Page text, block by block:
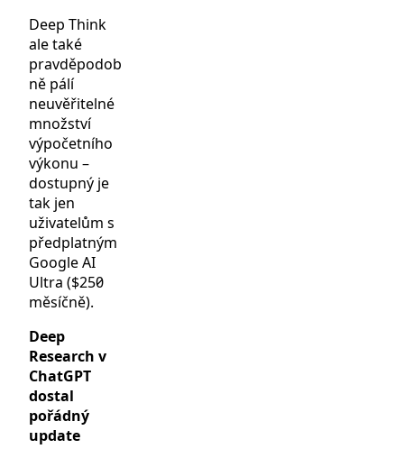
Deep Think
ale také
pravděpodob
ně pálí
neuvěřitelné
množství
výpočetního
výkonu –
dostupný je
tak jen
uživatelům s
předplatným
Google AI
Ultra ($250
měsíčně).
Deep
Research v
ChatGPT
dostal
pořádný
update